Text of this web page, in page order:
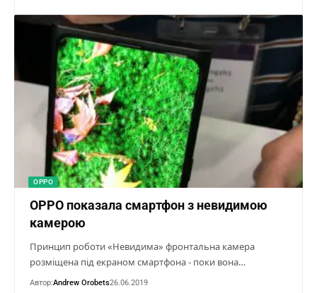
OPPO
OPPO показала смартфон з невидимою
камерою
Принцип роботи «Невидима» фронтальна камера
розміщена під екраном смартфона - поки вона…
Автор:Andrew Orobets26.06.2019